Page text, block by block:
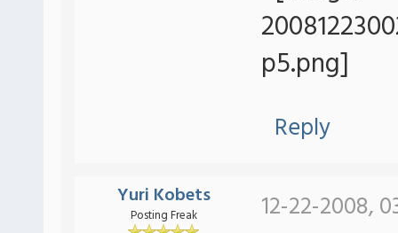
Reply
Yuri Kobets
Posting Freak 12-22-2008,